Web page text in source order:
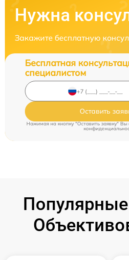
Нужна
Закажите бесплатную
Бесплатная
специалистом
Оставить
Нажимая на кнопку "Оставить заявку" Вы